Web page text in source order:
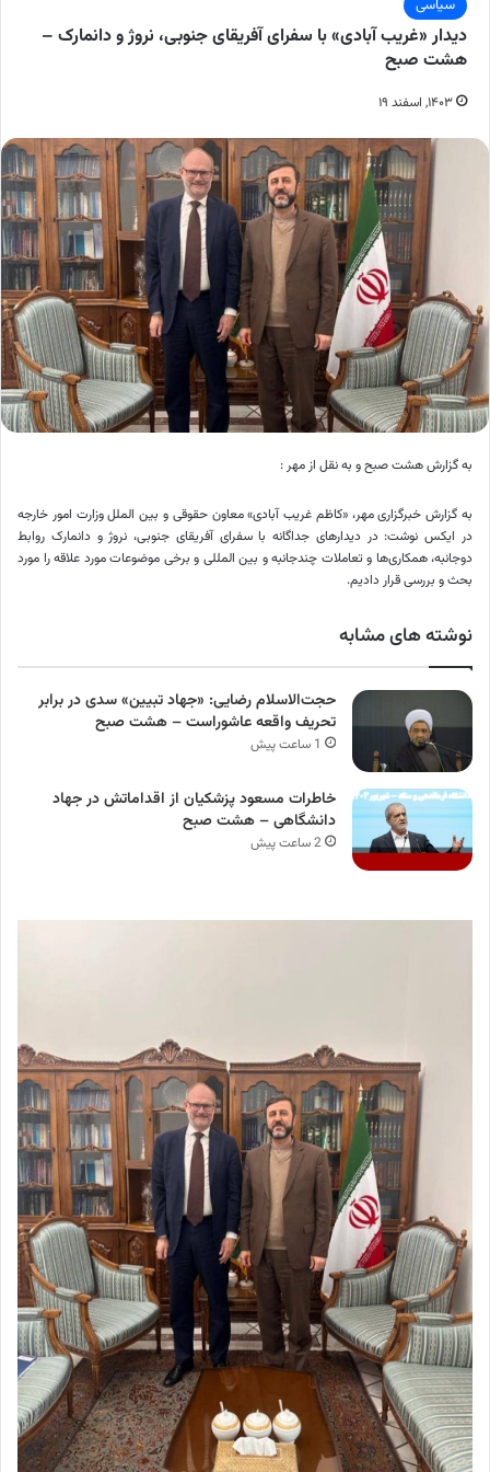
سیاسی
دیدار «غریب آبادی» با سفرای آفریقای جنوبی، نروژ و دانمارک –
هشت صبح
۱۴۰۳, اسفند ۱۹
به گزارش هشت صبح و به نقل از مهر :
به گزارش خبرگزاری مهر، «کاظم غریب آبادی» معاون حقوقی و بین المللوزارت امور خارجه
در ایکس نوشت: در دیدارهای جداگانه با سفرای آفریقای جنوبی، نروژ و دانمارک روابط
دوجانبه، همکاری‌ها و تعاملات چندجانبه و بین المللی و برخی موضوعات مورد علاقه را مورد
بحث و بررسی قرار دادیم.
نوشته های مشابه
حجت‌الاسلام رضایی: «جهاد تبیین» سدی در برابر
تحریف واقعه عاشوراست – هشت صبح
1 ساعت پیش
خاطرات مسعود پزشکیان از اقداماتش در جهاد
دانشگاهی – هشت صبح
2 ساعت پیش